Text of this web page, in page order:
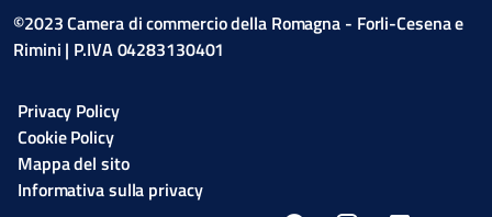
©2023 Camera di commercio della Romagna - Forli-Cesena e
Rimini | P.IVA 04283130401
Privacy Policy
Cookie Policy
Mappa del sito
Informativa sulla privacy